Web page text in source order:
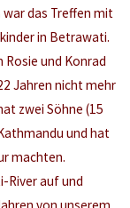
das Treffen mit
in Betrawati.
Rosie und Konrad
Jahren nicht mehr
zwei Söhne (15
und hat
machten.
River auf und